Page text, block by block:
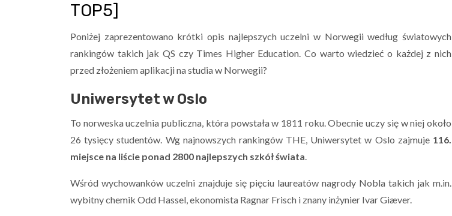
TOP5]
Poniżej zaprezentowano krótki opis najlepszych uczelni w Norwegii według światowych
rankingów takich jak QS czy Times Higher Education. Co warto wiedzieć o każdej z nich
przed złożeniem aplikacji na studia w Norwegii?
Uniwersytet w Oslo
To norweska uczelnia publiczna, która powstała w 1811 roku. Obecnie uczy się w niej około
26 tysięcy studentów. Wg najnowszych rankingów THE, Uniwersytet w Oslo zajmuje116.
miejsce na liście ponad 2800 najlepszych szkół świata.
Wśród wychowanków uczelni znajduje się pięciu laureatów nagrody Nobla takich jak m.in.
wybitny chemik Odd Hassel, ekonomista Ragnar Frisch i znany inżynier Ivar Giæver.